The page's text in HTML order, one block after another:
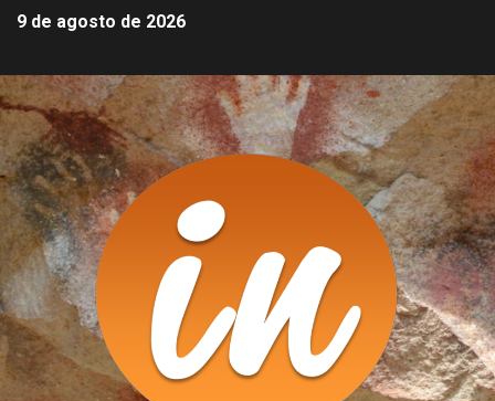
9 de agosto de 2026